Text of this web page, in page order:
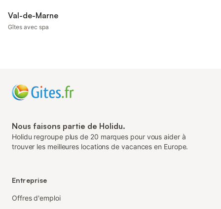
Val-de-Marne
Gîtes avec spa
Nous faisons partie de Holidu.
Holidu regroupe plus de 20 marques pour vous aider à
trouver les meilleures locations de vacances en Europe.
Entreprise
Offres d'emploi